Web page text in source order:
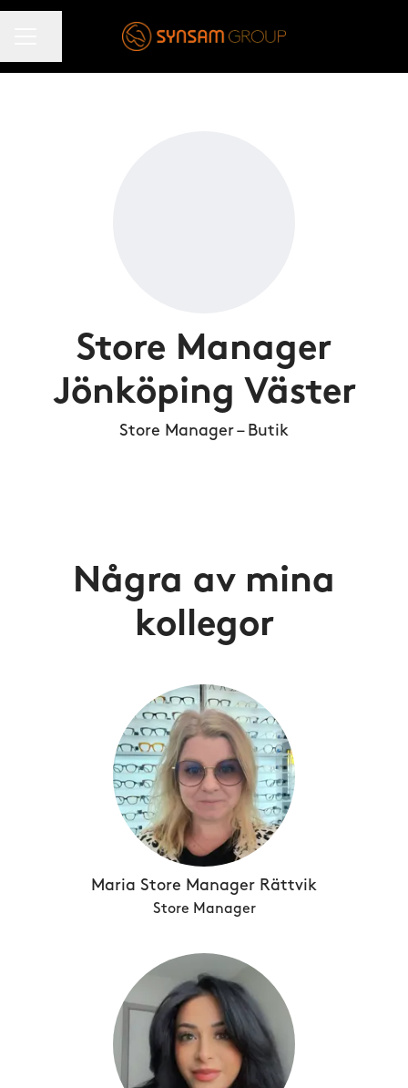
Store Manager
Jönköping Väster
Store Manager – Butik
Några av mina
kollegor
Maria Store Manager Rättvik
Store Manager